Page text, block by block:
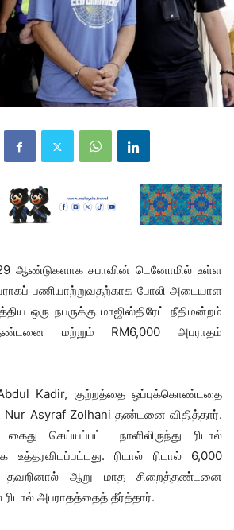
ஆண்டுகளாக சபாவின் டெனோமில் உள்ள
பணியாற்றுவதற்காக போலி அடையாள
ஒரு நபருக்கு மாஜிஸ்திரேட் நீதிமன்றம்
மற்றும் RM6,000 அபராதம்
Kadir, குற்றத்தை ஒப்புக்கொண்டதை
Nur Asyraf Zolhani தண்டனை விதித்தார்.
செய்யப்பட்ட நாளிலிருந்து ரிடால்
ரிடால் ரிடால் 6,000
தவறினால் ஆறு மாத சிறைத்தண்டனை
அபராதத்தைத் தீர்த்தார்.